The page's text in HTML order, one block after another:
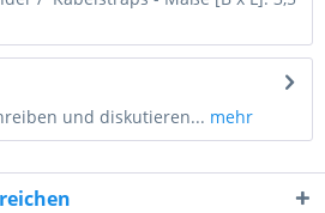
und diskutieren... mehr